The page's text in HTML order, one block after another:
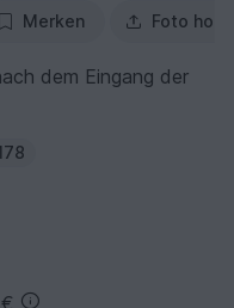
Merken Foto
dem Eingang der